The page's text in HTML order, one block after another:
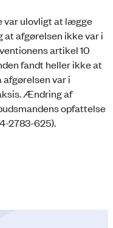
var ulovligt at lægge
afgørelsen ikke var i
artikel 10
fandt heller ikke at
var i
Ændring af
opfattelse
2783-625).